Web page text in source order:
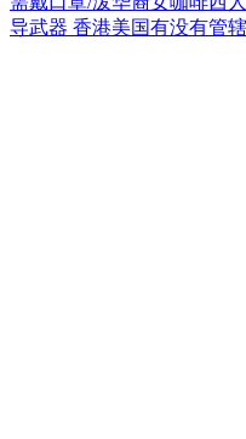
导武器 香港美国有没有管